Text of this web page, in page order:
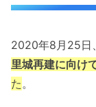
2020年8月25日、
里城再建に向け
た。